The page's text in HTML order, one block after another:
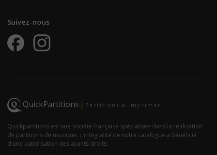
Suivez-nous
QuickPartitions | Partitions à imprimer
Quickpartitions est une société française spécialisée dans la réalisation
de partitions de musique. L'intégralité de notre catalogue a bénéficié
d'une autorisation des ayants droits.